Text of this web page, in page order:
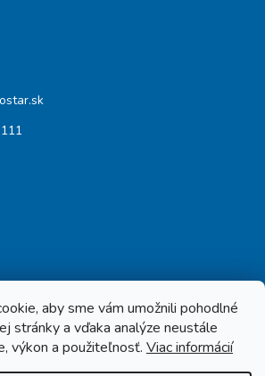
aby sme vám umožnili pohodlné
stránky a vďaka analýze neustále
výkon a použiteľnosť. Viac informácií
. Všetky práva vyhradené.